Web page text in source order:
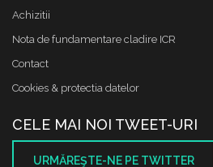
Achizitii
Nota de fundamentare cladire ICR
Contact
Cookies & protectia datelor
CELE MAI NOI TWEET-URI
URMĂREŞTE-NE PE TWITTER